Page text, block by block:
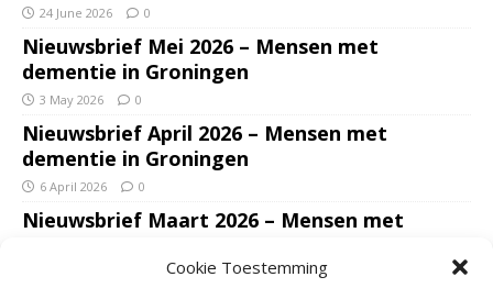
Cookie Toestemming
24 June 2026 0
Nieuwsbrief Mei 2026 – Mensen met
dementie in Groningen
3 May 2026 0
Nieuwsbrief April 2026 – Mensen met
dementie in Groningen
6 April 2026 0
Nieuwsbrief Maart 2026 – Mensen met